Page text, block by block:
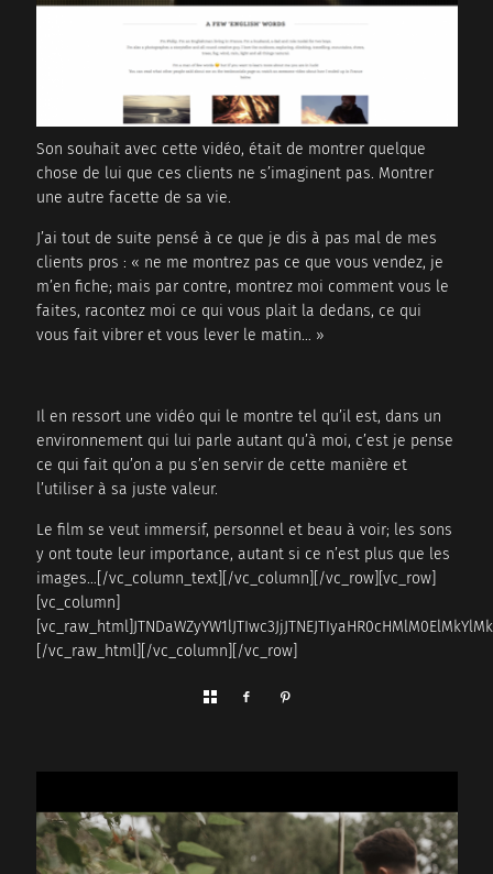
Son souhait avec cette vidéo, était de montrer quelque
chose de lui que ces clients ne s’imaginent pas. Montrer
une autre facette de sa vie.
J’ai tout de suite pensé à ce que je dis à pas mal de mes
clients pros : « ne me montrez pas ce que vous vendez, je
m’en fiche; mais par contre, montrez moi comment vous le
faites, racontez moi ce qui vous plait la dedans, ce qui
vous fait vibrer et vous lever le matin… »
Il en ressort une vidéo qui le montre tel qu’il est, dans un
environnement qui lui parle autant qu’à moi, c’est je pense
ce qui fait qu’on a pu s’en servir de cette manière et
l’utiliser à sa juste valeur.
Le film se veut immersif, personnel et beau à voir; les sons
y ont toute leur importance, autant si ce n’est plus que les
images…[/vc_column_text][/vc_column][/vc_row][vc_row]
[vc_column]
[/vc_raw_html][/vc_column][/vc_row]